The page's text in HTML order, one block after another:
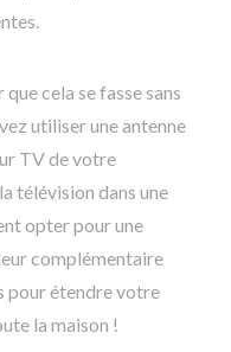
cela se fasse sans
utiliser une antenne
TV de votre
télévision dans une
opter pour une
complémentaire
pour étendre votre
la maison !